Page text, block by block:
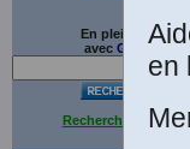
En plein texte
avec G g e
Recherche avancée
en